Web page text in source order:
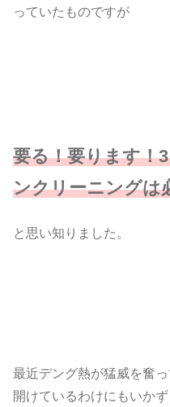
っていたものですが
要る！要ります！
ンクリーニングは
と思い知りました。
最近デング熱が猛威を奮
開けているわけにもいかず